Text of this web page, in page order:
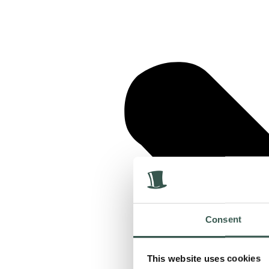
Consent
This website uses cookies